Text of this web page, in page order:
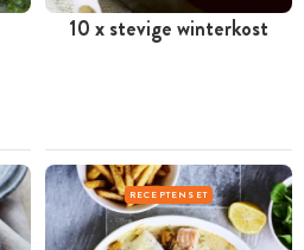
10 x stevige winterkost
RECEPTENSET